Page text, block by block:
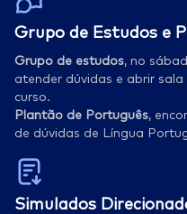
Grupo de Estudos e
Grupo de estudos, no
atender dúvidas e abrir
curso.
Plantão de Português,
de dúvidas de Língua
Simulados